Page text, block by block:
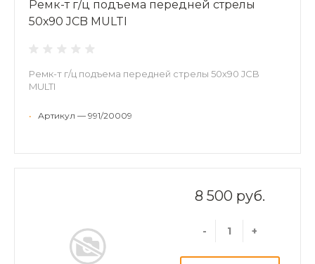
Ремк-т г/ц подъема передней стрелы
50х90 JCB MULTI
Ремк-т г/ц подъема передней стрелы 50х90 JCB
MULTI
• Артикул — 991/20009
8 500 руб.
- +